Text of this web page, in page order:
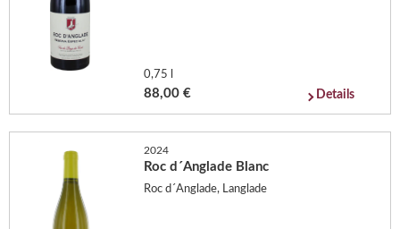
0,75 l
88,00 € Details
2024
Roc d´Anglade Blanc
Roc d´Anglade, Langlade